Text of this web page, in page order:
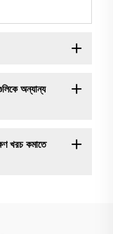
অন্যান্য
খরচ কমাতে